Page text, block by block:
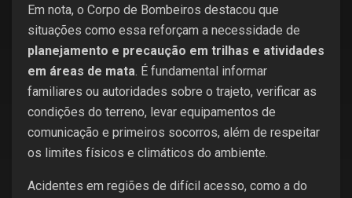
Em nota, o Corpo de Bombeiros destacou que
situações como essa reforçam a necessidade de
planejamento e precaução em trilhas e atividades
em áreas de mata. É fundamental informar
familiares ou autoridades sobre o trajeto, verificar as
condições do terreno, levar equipamentos de
comunicação e primeiros socorros, além de respeitar
os limites físicos e climáticos do ambiente.
Acidentes em regiões de difícil acesso, como a do